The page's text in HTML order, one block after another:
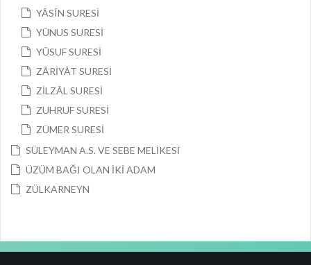
YÂSÎN SURESİ
YÛNUS SURESİ
YÛSUF SURESİ
ZÂRİYÂT SURESİ
ZİLZÂL SURESİ
ZUHRUF SURESİ
ZÜMER SURESİ
SÜLEYMAN A.S. VE SEBE MELİKESİ
ÜZÜM BAĞI OLAN İKİ ADAM
ZÜLKARNEYN